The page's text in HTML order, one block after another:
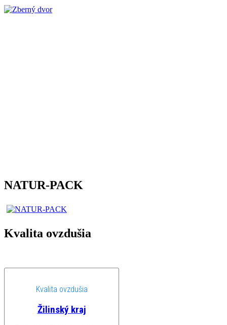
NATUR-PACK
Kvalita ovzdušia
Kvalita ovzdušia
Žilinský kraj